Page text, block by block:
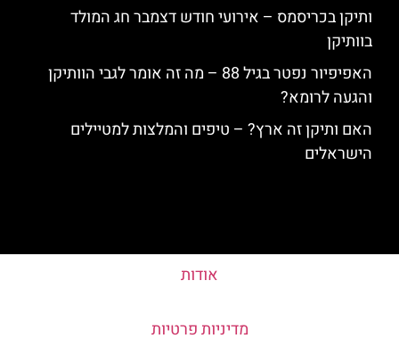
ותיקן בכריסמס – אירועי חודש דצמבר חג המולד
בוותיקן
האפיפיור נפטר בגיל 88 – מה זה אומר לגבי הוותיקן
והגעה לרומא?
האם ותיקן זה ארץ? – טיפים והמלצות למטיילים
הישראלים
אודות
מדיניות פרטיות